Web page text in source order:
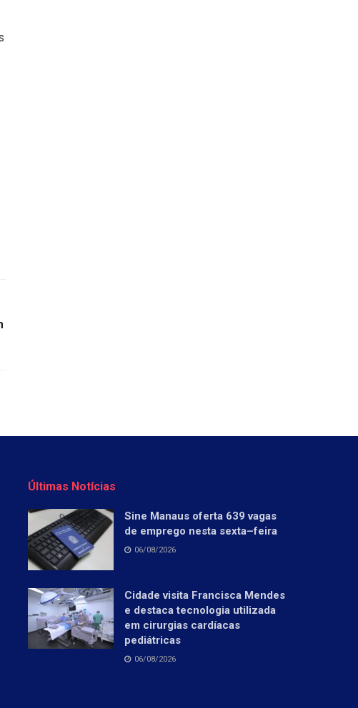
Últimas Notícias
Sine Manaus oferta 639 vagas
de emprego nesta sexta–feira
06/08/2026
Cidade visita Francisca Mendes
e destaca tecnologia utilizada
em cirurgias cardíacas
pediátricas
06/08/2026